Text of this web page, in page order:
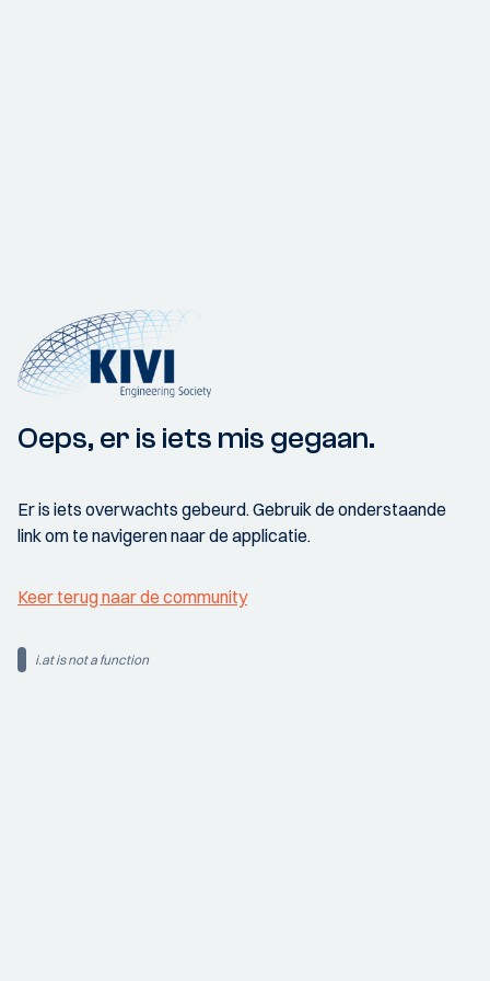
Oeps, er is iets mis gegaan.
Er is iets overwachts gebeurd. Gebruik de onderstaande
link om te navigeren naar de applicatie.
Keer terug naar de community
i.at is not a function